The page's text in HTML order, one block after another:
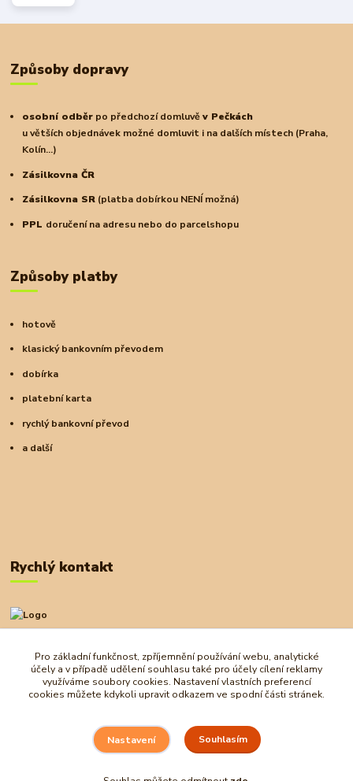
Způsoby dopravy
osobní odběr po předchozí domluvěv Pečkách
u větších objednávek možné domluvit i na dalších místech (Praha,
Kolín...)
Zásilkovna ČR
Zásilkovna SR (platba dobírkou NENÍ možná)
PPL doručení na adresu nebo do parcelshopu
Způsoby platby
hotově
klasický bankovním převodem
dobírka
platební karta
rychlý bankovní převod
a další
Rychlý kontakt
+420 727 972 830
obchod@ostrovherahlavolamu.cz
Pro základní funkčnost, zpříjemnění používání webu, analytické
účely a v případě udělení souhlasu také pro účely cílení reklamy
využíváme soubory cookies. Nastavení vlastních preferencí
cookies můžete kdykoli upravit odkazem ve spodní části stránek.
Nastavení Souhlasím